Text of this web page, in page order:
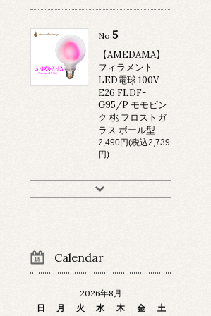
No.5
【AMEDAMA】
フィラメント
LED電球 100V
E26 FLDF-
G95/P モモピン
ク 桃 フロストガ
ラス ボール型
2,490円(税込2,739
円)
Calendar
2026年8月
日
月 火 水 木 金 土